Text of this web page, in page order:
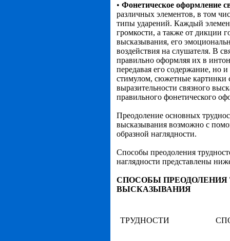
• Фонетическое оформление
различных элементов, в том
типы ударений. Каждый
громкости, а также от дикции
высказывания, его
воздействия на слушателя. В
правильно оформляя их в
передавая его содержание, но
стимулом, сюжетные картинки
выразительности связного
правильного фонетического
Преодоление основных
высказывания возможно с
образной наглядности.
Способы преодоления
наглядности представлены
СПОСОБЫ ПРЕОДОЛЕНИЯ
ВЫСКАЗЫВАНИЯ
ТРУДНОСТИ